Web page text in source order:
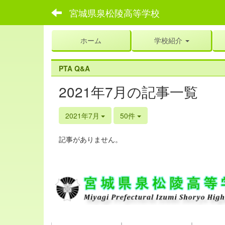
宮城県泉松陵高等学校
ホーム 学校紹介
PTA Q&A
2021年7月の記事一覧
2021年7月 50件
記事がありません。